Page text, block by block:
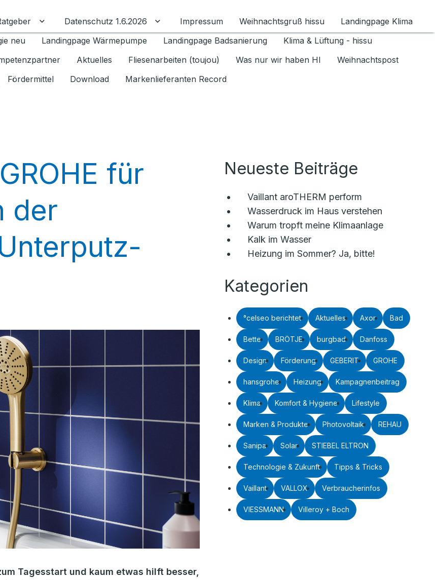
Untermenü für Ratgeber umschalten
Datenschutz 1.6.2026 Untermenü für Datenschutz 1.6.2026 umschalten
Impressum Weihnachtsgruß hissu
Landingpage Klima
neu Landingpage Wärmepumpe Landingpage Badsanierung
Klima & Lüftung - hissu
Aktuelles Fliesenarbeiten (toujou) Was nur wir haben HI
Weihnachtspost
Fördermittel Download Markenlieferanten Record
für
der
Tagesstart und kaum etwas hilft besser,
Neueste Beiträge
Vaillant aroTHERM perform
Wasserdruck im Haus verstehen
Warum tropft meine Klimaanlage
Kalk im Wasser
Heizung im Sommer? Ja, bitte!
Kategorien
°celseo berichtet Aktuelles Axor Bad
Bette BRÖTJE burgbad Danfoss
Design Förderung GEBERIT GROHE
hansgrohe Heizung Kampagnenbeitrag
Klima Komfort & Hygiene Lifestyle
Marken & Produkte Photovoltaik REHAU
Sanipa Solar STIEBEL ELTRON
Technologie & Zukunft Tipps & Tricks
Vaillant VALLOX Verbraucherinfos
VIESSMANN Villeroy + Boch